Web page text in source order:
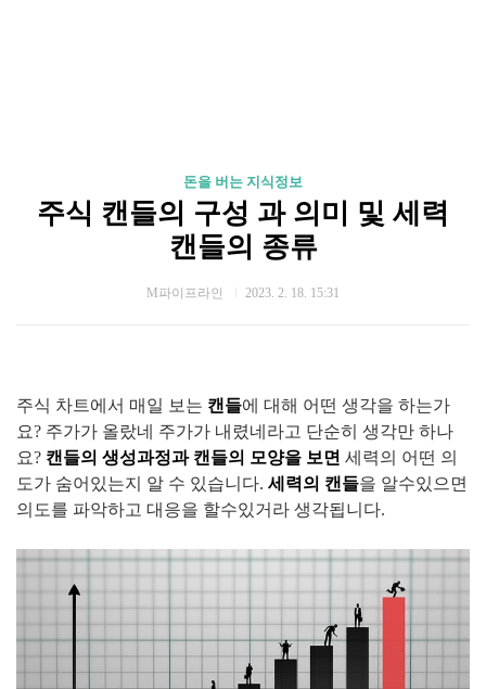
돈을 버는 지식정보
주식 캔들의 구성 과 의미 및 세력
캔들의 종류
M파이프라인 2023. 2. 18. 15:31
주식 차트에서 매일 보는 캔들에 대해 어떤 생각을 하는가
요? 주가가 올랐네 주가가 내렸네라고 단순히 생각만 하나
요? 캔들의 생성과정과 캔들의 모양을 보면 세력의 어떤 의
도가 숨어있는지 알 수 있습니다. 세력의 캔들을 알수있으면
의도를 파악하고 대응을 할수있거라 생각됩니다.